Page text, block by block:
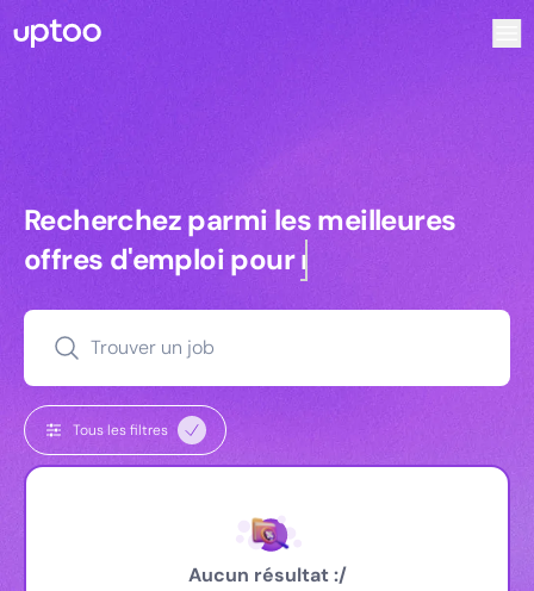
Recherchez parmi les meilleures
Recherchez parmi les meilleures
offres d'emploi pourmanagers
Trouver un job
Tous les filtres
Aucun résultat :/